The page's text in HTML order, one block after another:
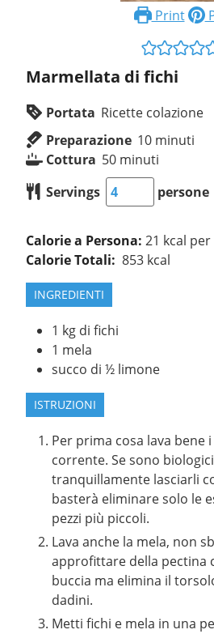
Print
Marmellata di fichi
Portata Ricette colazione
Preparazione 10 minuti
Cottura 50 minuti
Servings
persone
Calorie a Persona:21 kcal
Calorie Totali: 853 kcal
INGREDIENTI
1 kg di fichi
1 mela
succo di ½ limone
ISTRUZIONI
Per prima cosa lava bene
corrente. Se sono
tranquillamente lasciarli
basterà eliminare solo le
pezzi più piccoli.
Lava anche la mela, non
approfittare della pectina
buccia ma elimina il
dadini.
Metti fichi e mela in una